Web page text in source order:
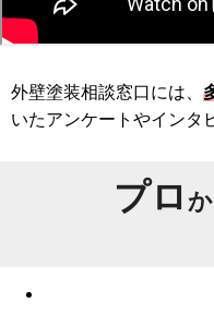
外壁塗装相談窓口には、
いたアンケートやインタ
プロ